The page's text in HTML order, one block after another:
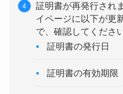
証明書が再発行され
イページに以下が更
で、確認してください
証明書の発行日
証明書の有効期限